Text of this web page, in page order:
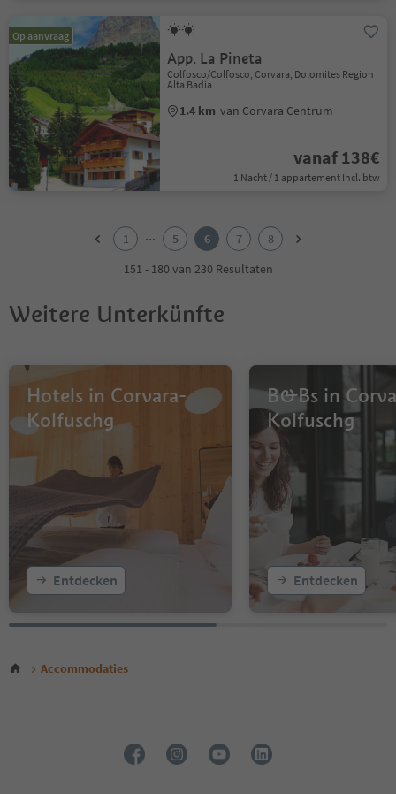
Op aanvraag
App. La Pineta
Colfosco/Colfosco, Corvara, Dolomites Region
Alta Badia
1.4 km van Corvara Centrum
vanaf 138€
1 Nacht / 1 appartement Incl. btw
6
7
1 ... 5 6 7
8
151 - 180 van 230 Resultaten
Weitere Unterkünfte
Hotels in Corvara-
Kolfuschg
Entdecken
B&Bs in
Kolfuschg
Entdecken
Accommodaties